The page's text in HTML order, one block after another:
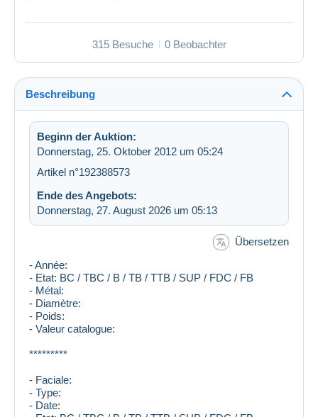
315 Besuche 0 Beobachter
Beschreibung
Beginn der Auktion:
Donnerstag, 25. Oktober 2012 um 05:24
Artikel n°192388573
Ende des Angebots:
Donnerstag, 27. August 2026 um 05:13
Übersetzen
- Année:
- Etat: BC / TBC / B / TB / TTB / SUP / FDC / FB
- Métal:
- Diamètre:
- Poids:
- Valeur catalogue:
*********
- Faciale:
- Type:
- Date: